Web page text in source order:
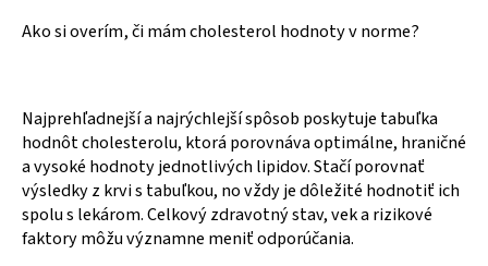
Ako si overím, či mám cholesterol hodnoty v norme?
Najprehľadnejší a najrýchlejší spôsob poskytuje tabuľka
hodnôt cholesterolu, ktorá porovnáva optimálne, hraničné
a vysoké hodnoty jednotlivých lipidov. Stačí porovnať
výsledky z krvi s tabuľkou, no vždy je dôležité hodnotiť ich
spolu s lekárom. Celkový zdravotný stav, vek a rizikové
faktory môžu významne meniť odporúčania.